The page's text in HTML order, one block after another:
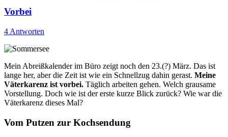
Vorbei
4 Antworten
Mein Abreißkalender im Büro zeigt noch den 23.(?) März. Das ist
lange her, aber die Zeit ist wie ein Schnellzug dahin gerast. Meine
Väterkarenz ist vorbei. Täglich arbeiten gehen. Welch grausame
Vorstellung. Doch wie ist der erste kurze Blick zurück? Wie war die
Väterkarenz dieses Mal?
Vom Putzen zur Kochsendung